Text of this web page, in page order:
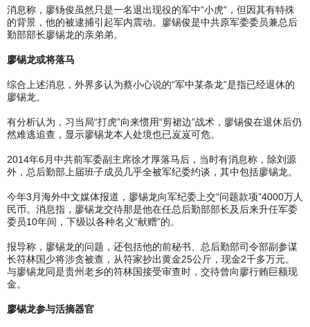
消息称，廖钖俊虽然只是一名退出现役的军中“小虎”，但因其有特殊
的背景，他的被逮捕引起军内震动。廖锡俊是中共原军委委员兼总后
勤部部长廖锡龙的亲弟弟。
廖锡龙或将落马
综合上述消息，外界多认为蔡小心说的“军中某条龙”是指已经退休的
廖锡龙。
有分析认为，习当局“打虎”向来惯用“剪裙边”战术，廖锡俊在退休后仍
然难逃追查，显示廖锡龙本人处境也已岌岌可危。
2014年6月中共前军委副主席徐才厚落马后，当时有消息称，除刘源
外，总后勤部上届班子成员几乎全被军纪委约谈，其中包括廖锡龙。
今年3月海外中文媒体报道，廖锡龙向军纪委上交“问题款项”4000万人
民币。消息指，廖锡龙交待那是他在任总后勤部部长及后来升任军委
委员10年间，下级以各种名义“献赠”的。
报导称，廖锡龙的问题，还包括他的前秘书、总后勤部司令部副参谋
长符林国少将涉贪被查，从符家抄出黄金25公斤，现金2千多万元。
与廖锡龙同是贵州老乡的符林国接受审查时，交待曾向廖行贿巨额现
金。
廖锡龙参与活摘器官